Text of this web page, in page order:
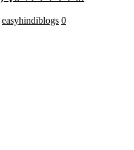
easyhindiblogs 0